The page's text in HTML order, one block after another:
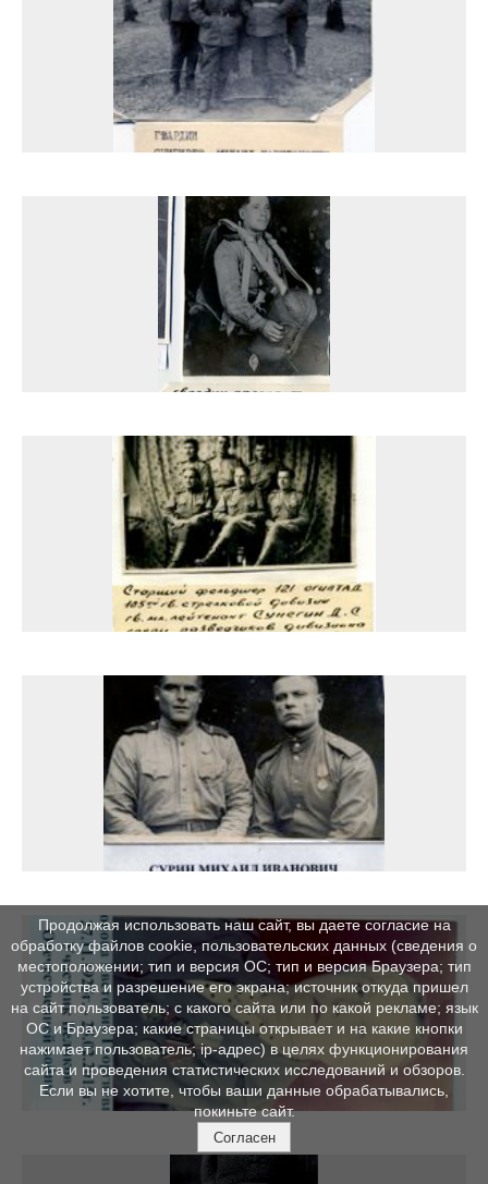
Продолжая использовать наш сайт, вы даете согласие на
обработку файлов cookie, пользовательских данных (сведения о
местоположении; тип и версия ОС; тип и версия Браузера; тип
устройства и разрешение его экрана; источник откуда пришел
на сайт пользователь; с какого сайта или по какой рекламе; язык
ОС и Браузера; какие страницы открывает и на какие кнопки
нажимает пользователь; ip-адрес) в целях функционирования
сайта и проведения статистических исследований и обзоров.
Если вы не хотите, чтобы ваши данные обрабатывались,
покиньте сайт.
Согласен